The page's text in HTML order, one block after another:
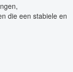
die een stabiele en